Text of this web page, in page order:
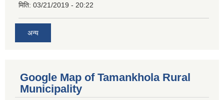
मिति: 03/21/2019 - 20:22
अन्य
Google Map of Tamankhola Rural
Municipality